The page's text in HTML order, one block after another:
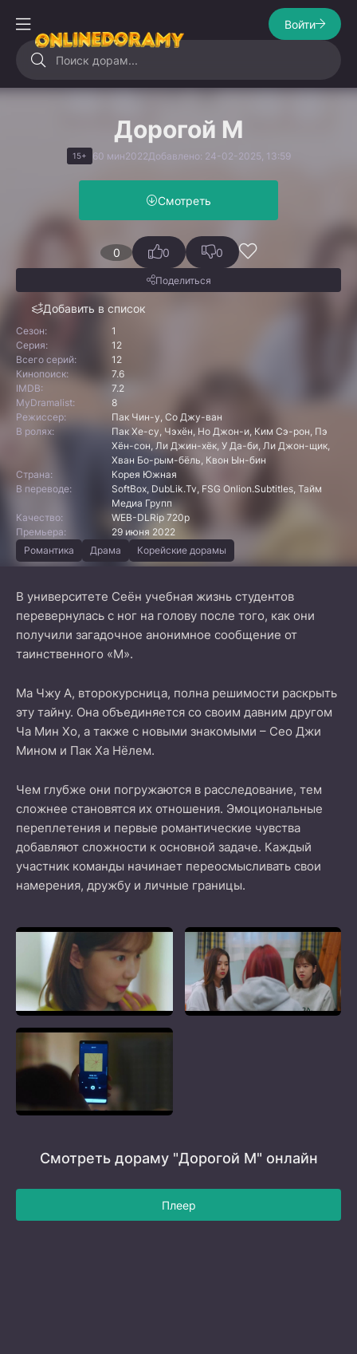
Войти
Дорогой М
15+ 60 мин2022Добавлено: 24-02-2025, 13:59
Смотреть
0
Добавить в список
0 0
Поделиться
Сезон:
1
Серия:
12
Всего серий:
12
Кинопоиск:
7.6
IMDB:
7.2
MyDramalist:
8
Режиссер:
Пак Чин-у, Со Джу-ван
В ролях:
Пак Хе-су, Чэхён, Но Джон-и, Ким Сэ-рон, Пэ
Хён-сон, Ли Джин-хёк, У Да-би, Ли Джон-щик,
Хван Бо-рым-бёль, Квон Ын-бин
Страна:
Корея Южная
В переводе:
SoftBox, DubLik.Tv, FSG Onlion.Subtitles, Тайм
Медиа Групп
Качество:
WEB-DLRip 720p
Премьера:
29 июня 2022
Романтика
Драма Корейские дорамы
В университете Сеён учебная жизнь студентов
перевернулась с ног на голову после того, как они
получили загадочное анонимное сообщение от
таинственного «M».
Ма Чжу А, второкурсница, полна решимости раскрыть
эту тайну. Она объединяется со своим давним другом
Ча Мин Хо, а также с новыми знакомыми – Сео Джи
Мином и Пак Ха Нёлем.
Чем глубже они погружаются в расследование, тем
сложнее становятся их отношения. Эмоциональные
переплетения и первые романтические чувства
добавляют сложности к основной задаче. Каждый
участник команды начинает переосмысливать свои
намерения, дружбу и личные границы.
Смотреть дораму "Дорогой М" онлайн
Плеер